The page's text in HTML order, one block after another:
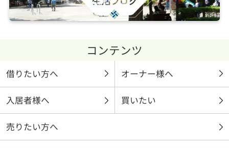
コンテンツ
借りたい方へ オーナー様へ
入居者様へ 買いたい
売りたい方へ